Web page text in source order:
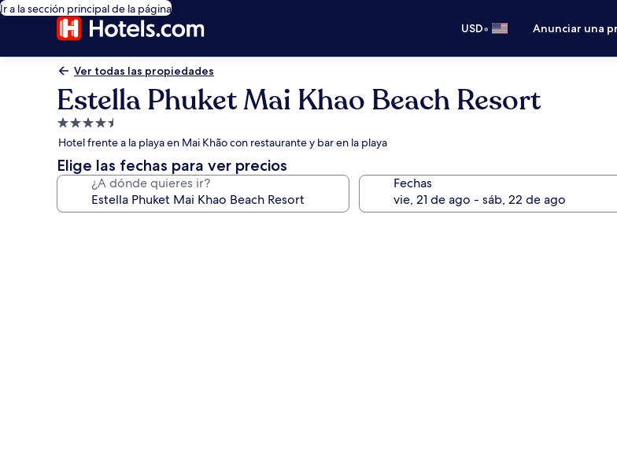
Ir a la sección principal de la página
USD• Anunciar una
Ver todas las propiedades
Estella Phuket Mai Khao Beach Resort
Propiedad
de
4.5
estrellas
Hotel frente a la playa en Mai Khão con restaurante y bar en la playa
Elige las fechas para ver precios
¿A dónde quieres ir? Fechas